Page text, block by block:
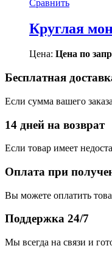
Сравнить
Круглая
Цена: Цена по
Бесплатная
Если сумма вашего
14 дней на возврат
Если товар имеет
Оплата при
Вы можете оплатить
Поддержка 24/7
Мы всегда на связи и